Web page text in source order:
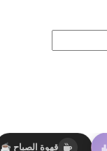
قهوة الصباح ☕